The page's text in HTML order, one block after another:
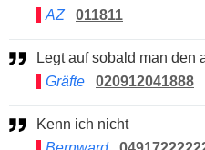
AZ
011811
Legt auf sobald man den
Gräfte
020912041888
Kenn ich nicht